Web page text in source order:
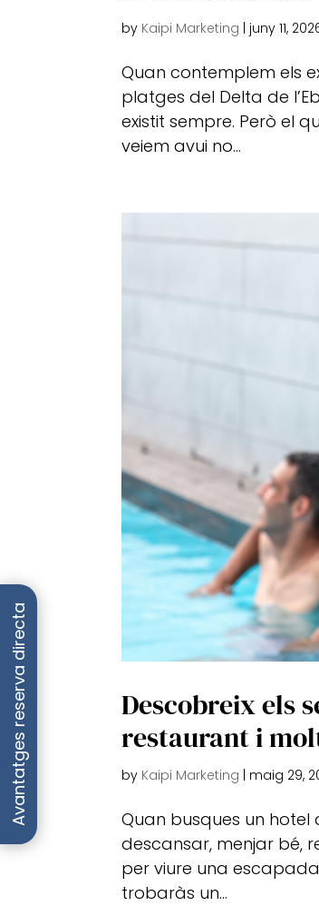
Avantatges reserva directa
by Kaipi Marketing | juny 11,
Quan contemplem els
platges del Delta de
existit sempre. Però el
veiem avui no...
Descobreix els
restaurant i
by Kaipi Marketing maig 29,
Quan busques un hotel
descansar, menjar bé,
per viure una escapada
trobaràs un...